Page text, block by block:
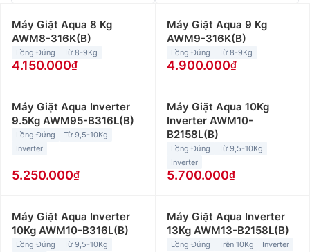
Máy Giặt Aqua 8 Kg
AWM8-316K(B)
Lồng Đứng Từ 8-9Kg
4.150.000
Máy Giặt Aqua 9 Kg
AWM9-316K(B)
Lồng Đứng Từ 8-9Kg
4.900.000
Máy Giặt Aqua Inverter
9.5Kg AWM95-B316L(B)
Lồng Đứng
Từ 9,5-10Kg
Inverter
5.250.000
Máy Giặt Aqua 10Kg
Inverter AWM10-
B2158L(B)
Lồng Đứng
Từ 9,5-10Kg
Inverter
5.700.000
Máy Giặt Aqua Inverter
10Kg AWM10-B316L(B)
Lồng Đứng
Từ 9,5-10Kg
Máy Giặt Aqua Inverter
13Kg AWM13-B2158L(B)
Lồng Đứng Trên 10Kg Inverter